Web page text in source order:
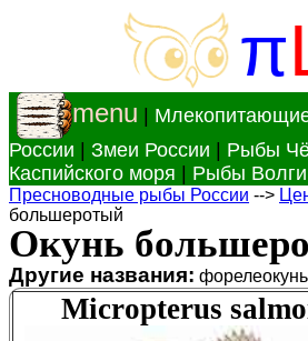
π
menu
России
Змеи России Рыбы
Каспийского моря
Рыбы Волги
Пресноводные рыбы России -->
большеротый
Окунь
Другие названия: форелеокунь
Micropterus